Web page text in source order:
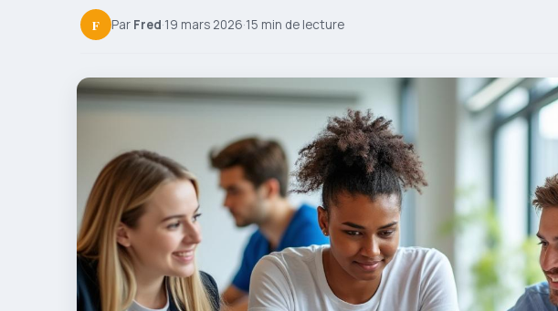
F Par Fred·19 mars 2026·15 min de lecture